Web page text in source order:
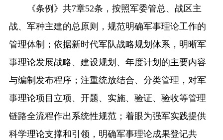
《条例》共7章52条，按照军委管总、战区主
战、军种主建的总原则，规范明确军事理论工作的
管理体制；依据新时代军队战略规划体系，明晰军
事理论发展战略、建设规划、年度计划的主要内容
与编制发布程序；注重统放结合、分类管理，对军
事理论项目立项、开题、实施、验证、验收等管理
链路全流程作出系统性规范；着眼为强军实践提供
科学理论支撑和引领，明确军事理论成果登记共